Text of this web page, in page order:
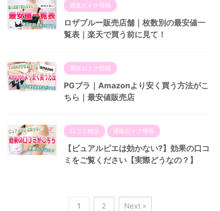
通販おトク情報
ロザブルー販売店舗｜枚数別の最安値一
覧表｜楽天で買う前に見て！
通販おトク情報
PGブラ｜Amazonより安く買う方法がこ
ちら｜最安値販売店
口コミ検証 通販おトク情報
【ピュアルピエは効かない?】効果の口コ
ミをご覧ください【実際どうなの？】
1 2 Next »